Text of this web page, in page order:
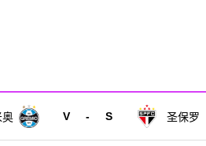
奥 V - S 圣保罗